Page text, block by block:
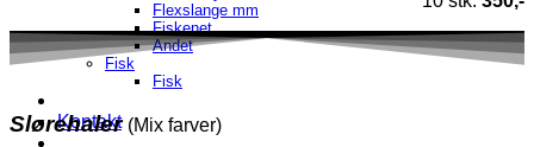
Flexslange mm
Fiskenet
Andet
Fisk
Fisk
Kontakt
Slørehaler (Mix farver)